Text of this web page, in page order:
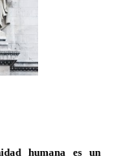
humana es un